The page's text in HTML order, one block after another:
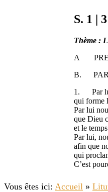
S. 1 |
Thème :
A
B.
1. Par lui,
qui forme
Par lui
que Dieu
et le
Par lui,
afin que
qui
C’est
Vous êtes ici: Accueil »